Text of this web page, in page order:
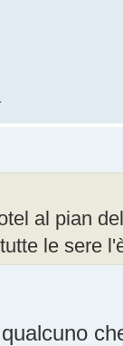
al pian
le sere